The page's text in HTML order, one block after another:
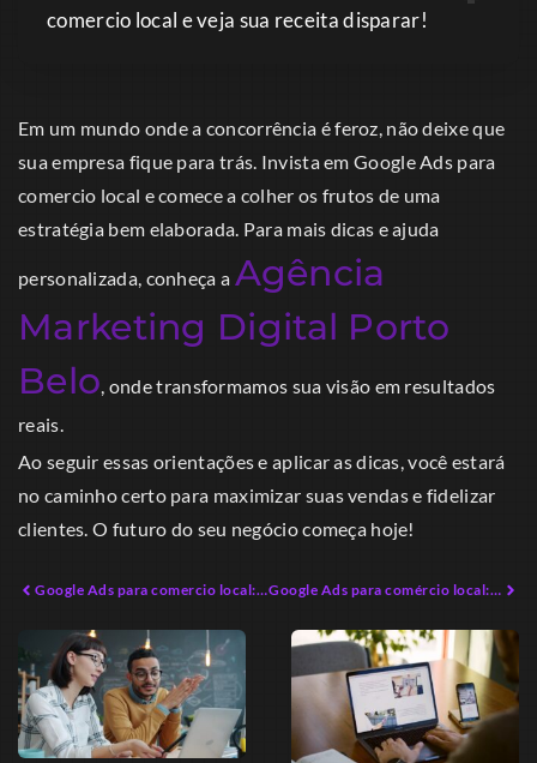
comercio local e veja sua receita disparar!
Em um mundo onde a concorrência é feroz, não deixe que
sua empresa fique para trás. Invista em Google Ads para
comercio local e comece a colher os frutos de uma
estratégia bem elaborada. Para mais dicas e ajuda
personalizada, conheça a Agência
Marketing Digital Porto
Belo, onde transformamos sua visão em resultados
reais.
Ao seguir essas orientações e aplicar as dicas, você estará
no caminho certo para maximizar suas vendas e fidelizar
clientes. O futuro do seu negócio começa hoje!
Google Ads para comercio local: A Estrategia que Vai Potencializar Suas Vendas Google Ads para comércio local: Atraia Clientes Hoje Mesmo